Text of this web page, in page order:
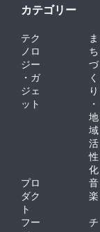
カテゴリー
テク
ノロ
ジー
・ガ
ジェ
ット
ま
ち
づ
く
り
・
地
域
活
性
化
プロ
ダク
ト
音
楽
フー
チ